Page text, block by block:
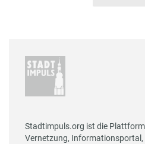
Stadtimpuls.org ist die
Vernetzung,